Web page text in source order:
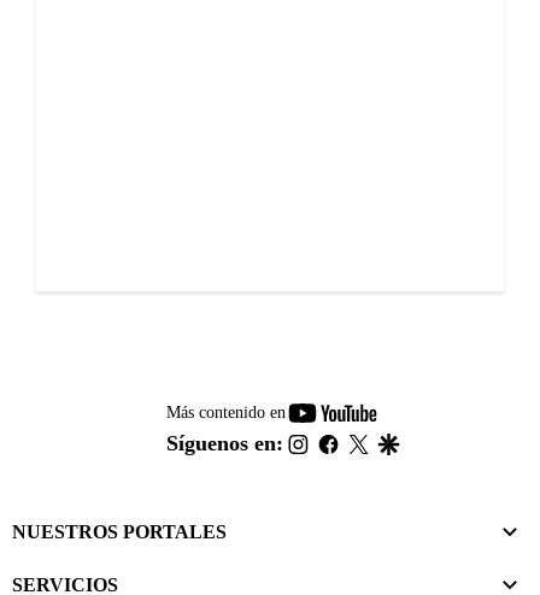
Más contenido en
youtube-
footer
Síguenos en: instagram
facebook
twitter
NUESTROS PORTALES
SERVICIOS